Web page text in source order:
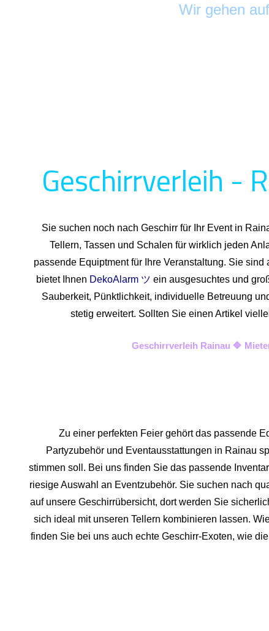
Wir gehen
Geschirrverleih -
Sie suchen noch nach Geschirr für Ihr Event in
Tellern, Tassen und Schalen für wirklich jeden
passende Equiptment für Ihre Veranstaltung. Sie
bietet Ihnen DekoAlarm ツ ein ausgesuchtes und
Sauberkeit, Pünktlichkeit, individuelle Betreuung
stetig erweitert. Sollten Sie einen Artikel
Geschirrverleih Rainau 🔷
Zu einer perfekten Feier gehört das passende
Partyzubehör und Eventausstattungen in Rainau
stimmen soll. Bei uns finden Sie das passende
riesige Auswahl an Eventzubehör. Sie suchen nach
auf unsere Geschirrübersicht, dort werden Sie
sich ideal mit unseren Tellern kombinieren lassen.
finden Sie bei uns auch echte Geschirr-Exoten, wie